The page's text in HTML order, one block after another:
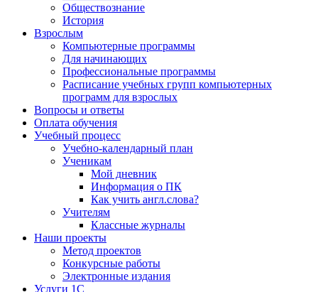
Обществознание
История
Взрослым
Компьютерные программы
Для начинающих
Профессиональные программы
Расписание учебных групп компьютерных
программ для взрослых
Вопросы и ответы
Оплата обучения
Учебный процесс
Учебно-календарный план
Ученикам
Мой дневник
Информация о ПК
Как учить англ.слова?
Учителям
Классные журналы
Наши проекты
Метод проектов
Конкурсные работы
Электронные издания
Услуги 1C